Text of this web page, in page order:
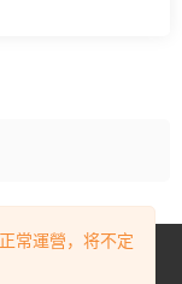
Reserved.
常運營，将不定